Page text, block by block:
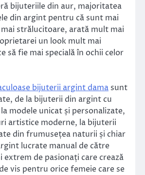
bijuteriile din aur, majoritatea
din argint pentru că sunt mai
strălucitoare, arată mult mai
un look mult mai
să fie mai specială în ochii celor
bijuterii argint dama sunt
de la bijuterii din argint cu
modele unicat și personalizate,
artistice moderne, la bijuterii
din frumusețea naturii și chiar
lucrate manual de către
extrem de pasionați care crează
vis pentru orice femeie care se